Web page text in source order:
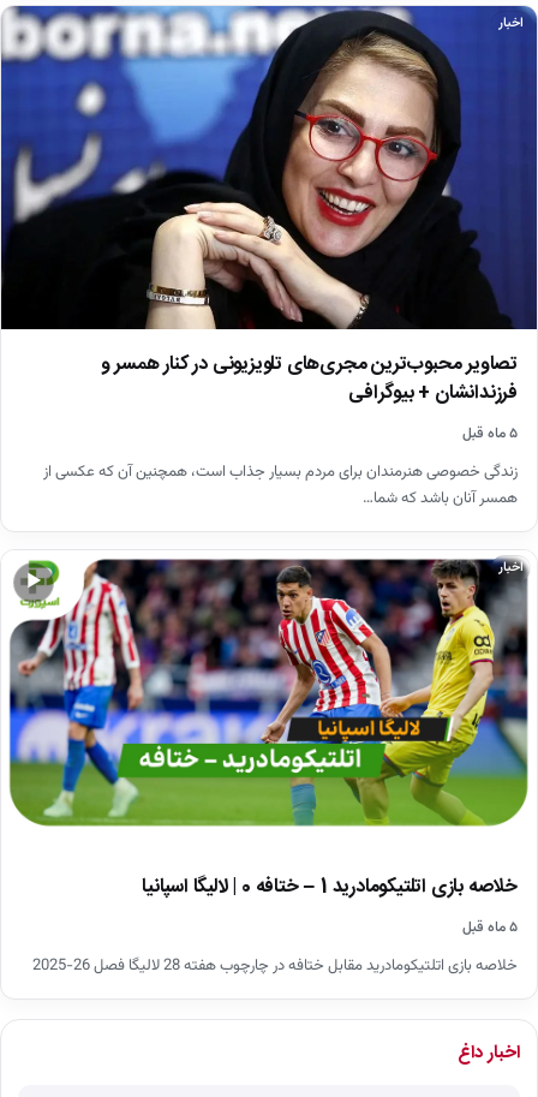
اخبار
تصاویر محبوب‌ترین مجری‌های تلویزیونی در کنار همسر و
فرزندانشان + بیوگرافی
۵ ماه قبل
زندگی خصوصی هنرمندان برای مردم بسیار جذاب است، همچنین آن که عکسی از
همسر آنان باشد که شما…
▶
اخبار
خلاصه بازی اتلتیکومادرید 1 – ختافه 0 | لالیگا اسپانیا
۵ ماه قبل
خلاصه بازی اتلتیکومادرید مقابل ختافه در چارچوب هفته 28 لالیگا فصل 26-2025
اخبار داغ